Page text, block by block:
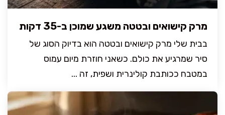
מרק קישואים ובטטה משגע שמוכן ב-35 דקות
בבית שלי מרק קישואים ובטטה הוא בדיוק הסוג של
סיר שמרגיע את כולם. כשאני חוזרת מיום עמוס
במטבח ככותבת קולינרית ושפית, זה ...